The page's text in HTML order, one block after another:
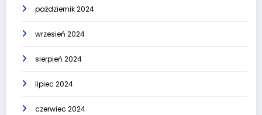
październik 2024
wrzesień 2024
sierpień 2024
lipiec 2024
czerwiec 2024